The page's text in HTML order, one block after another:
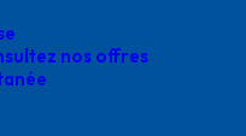
nos offres